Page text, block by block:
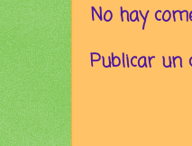
No hay
Publicar un